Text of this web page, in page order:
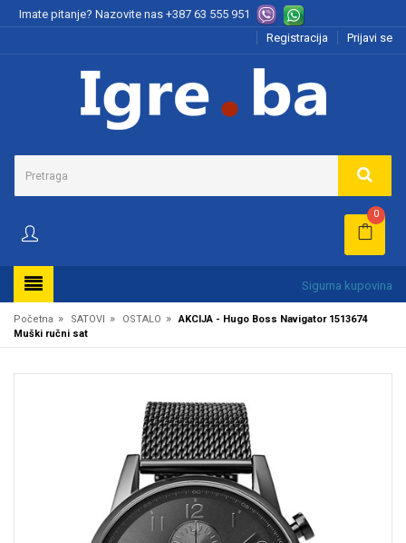
Imate pitanje? Nazovite nas +387 63 555 951
Registracija
Prijavi se
0
Sigurna kupovina
Početna » SATOVI » OSTALO »
AKCIJA - Hugo Boss Navigator 1513674
Muški ručni sat